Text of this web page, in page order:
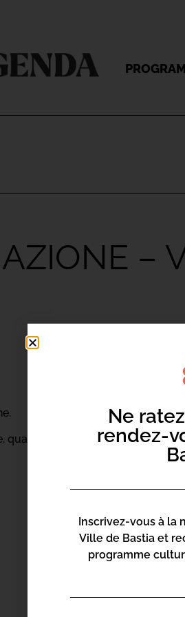
–
quadrugliu, viulinata … campate,
Ne
rendez-
Inscrivez-vous à la
Ville de Bastia et
programme